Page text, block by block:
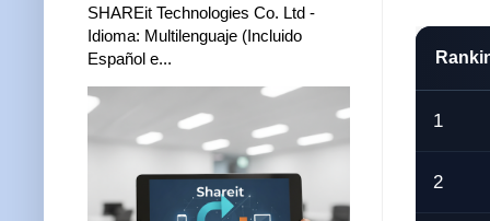
1
2
SHAREit Technologies Co. Ltd -
Idioma: Multilenguaje (Incluido
Español e...